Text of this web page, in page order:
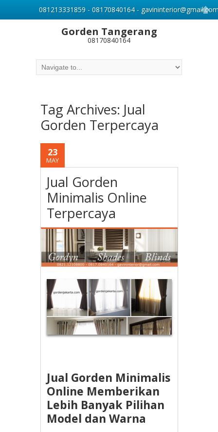
Gorden Tangerang
08170840164
Tag Archives: Jual
Gorden Terpercaya
23
MAY
Jual Gorden
Minimalis Online
Terpercaya
Jual Gorden Minimalis
Online Memberikan
Lebih Banyak Pilihan
Model dan Warna
081213331859 - 08170840164 -